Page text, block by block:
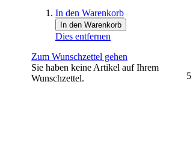
5
In den Warenkorb
In den Warenkorb
Dies entfernen
Zum Wunschzettel gehen
Sie haben keine Artikel auf Ihrem
Wunschzettel.